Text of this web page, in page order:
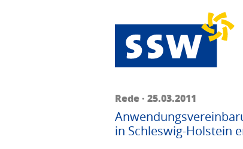
Rede · 25.03.2011
in Schleswig-Holstein